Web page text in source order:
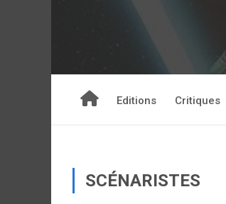
Editions Critiques
SCÉNARISTES